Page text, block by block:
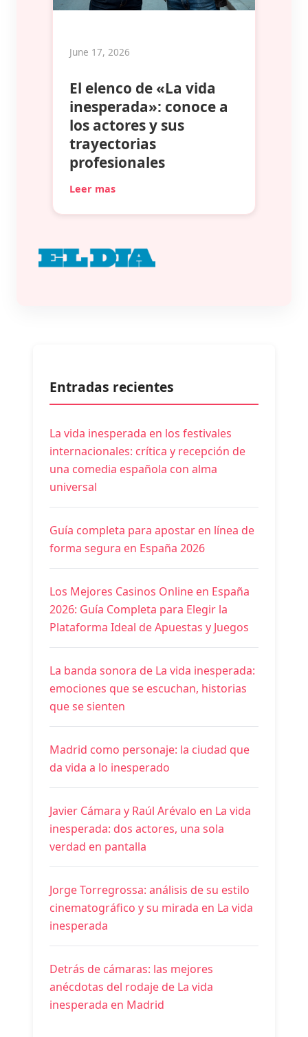
June 17, 2026
El elenco de «La vida
inesperada»: conoce a
los actores y sus
trayectorias
profesionales
Leer mas
Entradas recientes
La vida inesperada en los festivales
internacionales: crítica y recepción de
una comedia española con alma
universal
Guía completa para apostar en línea de
forma segura en España 2026
Los Mejores Casinos Online en España
2026: Guía Completa para Elegir la
Plataforma Ideal de Apuestas y Juegos
La banda sonora de La vida inesperada:
emociones que se escuchan, historias
que se sienten
Madrid como personaje: la ciudad que
da vida a lo inesperado
Javier Cámara y Raúl Arévalo en La vida
inesperada: dos actores, una sola
verdad en pantalla
Jorge Torregrossa: análisis de su estilo
cinematográfico y su mirada en La vida
inesperada
Detrás de cámaras: las mejores
anécdotas del rodaje de La vida
inesperada en Madrid